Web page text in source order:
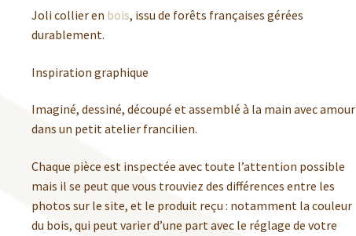
Joli collier en bois, issu de forêts françaises gérées
durablement.
Inspiration graphique
Imaginé, dessiné, découpé et assemblé à la main avec amour
dans un petit atelier francilien.
Chaque pièce est inspectée avec toute l’attention possible
mais il se peut que vous trouviez des différences entre les
photos sur le site, et le produit reçu : notamment la couleur
du bois, qui peut varier d’une part avec le réglage de votre